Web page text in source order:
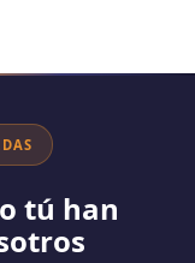
tú han